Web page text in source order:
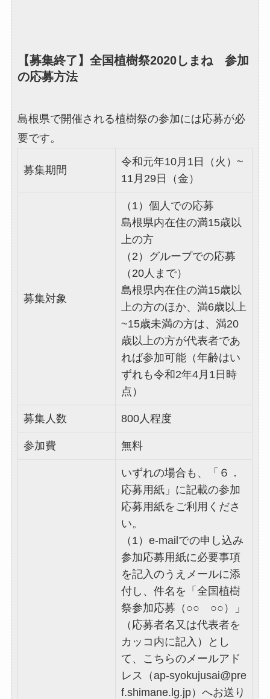
【募集終了】全国植樹祭2020しまね 参加
の応募方法
島根県で開催される植樹祭の参加には応募が必
要です。
募集期間
令和元年10月1日（火）~
11月29日（金）
募集対象
（1）個人での応募
島根県内在住の満15歳以
上の方
（2）グループでの応募
（20人まで）
島根県内在住の満15歳以
上の方のほか、満6歳以上
~15歳未満の方は、満20
歳以上の方が代表者であ
れば参加可能（年齢はい
ずれも令和2年4月1日時
点）
募集人数 800人程度
参加費 無料
いずれの場合も、「６．
応募用紙」に記載の参加
応募用紙をご利用くださ
い。
（1）e-mailでの申し込み
参加応募用紙に必要事項
を記入のうえメールに添
付し、件名を「全国植樹
祭参加応募（○○ ○○）」
（応募者名又は代表者を
カッコ内に記入）とし
て、こちらのメールアド
レス（ap-syokujusai@pre
f.shimane.lg.jp）へお送り